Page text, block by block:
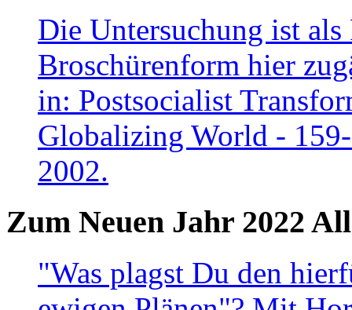
Die Untersuchung ist
Broschürenform hier
in: Postsocialist
Globalizing World -
2002.
Zum Neuen Jahr 2022
"Was plagst Du den